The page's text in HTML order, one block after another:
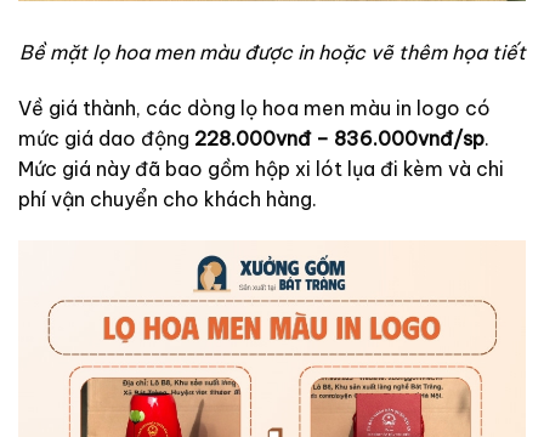
Bề mặt lọ hoa men màu được in hoặc vẽ thêm họa tiết
Về giá thành, các dòng lọ hoa men màu in logo có
mức giá dao động 228.000vnđ – 836.000vnđ/sp.
Mức giá này đã bao gồm hộp xi lót lụa đi kèm và chi
phí vận chuyển cho khách hàng.